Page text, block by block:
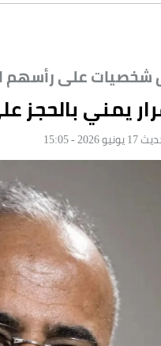
شخصيات على رأسهم
يمني بالحجز